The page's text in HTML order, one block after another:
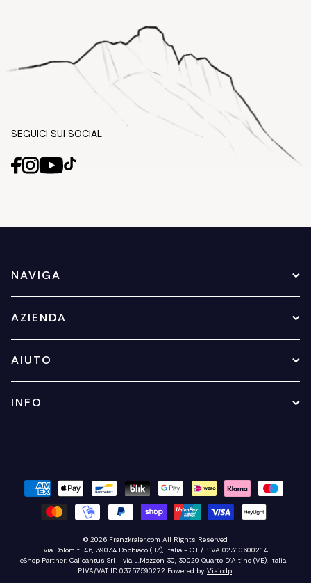
SEGUICI SUI SOCIAL
NAVIGA
AZIENDA
AIUTO
INFO
© 2026 Franzkraler.com All Rights Reserved
via Dolomiti 46, 39034 Dobbiaco (BZ), Italia - C.F./P.IVA 02310600214
eShop Partner: Calicantus Srl - via L.Mazzon 30, 30020 Quarto D'Altino (VE), Italia -
P.IVA/VAT ID 03757590272 Powered by Visiodp.